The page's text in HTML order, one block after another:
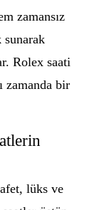
zamansız
Rolex saati
zamanda bir
lüks ve